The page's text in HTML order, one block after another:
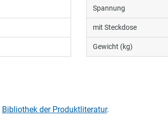
Spannung
mit Steckdose
Gewicht (kg)
Bibliothek der Produktliteratur.